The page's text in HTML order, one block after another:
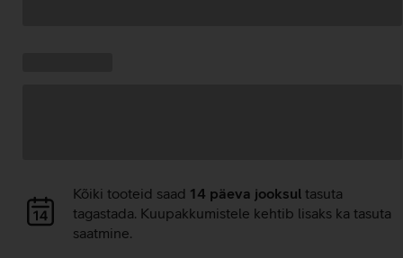
Andmete
laadimine
Kõiki tooteid saad 14 päeva jooksul tasuta
tagastada. Kuupakkumistele kehtib lisaks ka tasuta
saatmine.